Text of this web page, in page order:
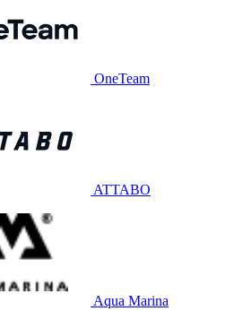
OneTeam
ATTABO
Aqua Marina